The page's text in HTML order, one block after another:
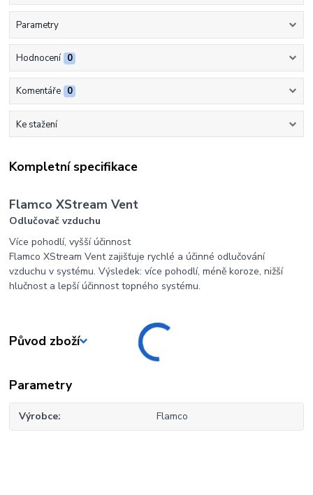
Parametry
Hodnocení 0
Komentáře 0
Ke stažení
Kompletní specifikace
Flamco XStream Vent
Odlučovač vzduchu
Více pohodlí, vyšší účinnost
Flamco XStream Vent zajišťuje rychlé a účinné odlučování
vzduchu v systému. Výsledek: více pohodlí, méně koroze, nižší
hlučnost a lepší účinnost topného systému.
Původ zboží
Parametry
Výrobce Flamco